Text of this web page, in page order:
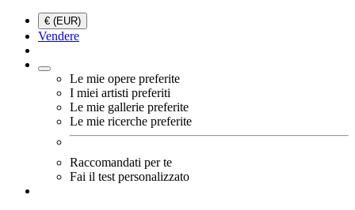
€ (EUR)
Vendere
Le mie opere preferite
I miei artisti preferiti
Le mie gallerie preferite
Le mie ricerche preferite
Raccomandati per te
Fai il test personalizzato